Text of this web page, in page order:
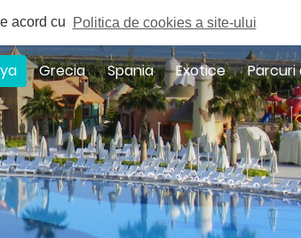
acord cu Politica de cookies a site-uluiSUNA UN
Grecia Spania Exotice